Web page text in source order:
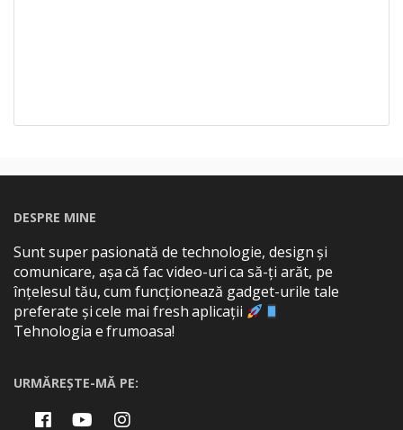
DESPRE MINE
Sunt super pasionată de technologie, design și
comunicare, așa că fac video-uri ca să-ți arăt, pe
înțelesul tău, cum funcționează gadget-urile tale
preferate și cele mai fresh aplicații
Tehnologia e frumoasa!
URMĂREȘTE-MĂ PE: